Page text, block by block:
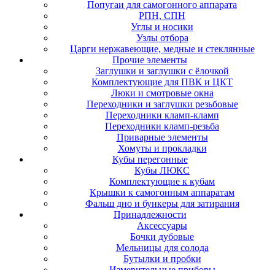
Попугаи для самогонного аппарата
РПН, СПН
Углы и носики
Узлы отбора
Царги нержавеющие, медные и стеклянные
Прочие элементы
Заглушки и заглушки с ёлочкой
Комплектующие для ПВК и ЦКТ
Люки и смотровые окна
Переходники и заглушки резьбовые
Переходники кламп-кламп
Переходники кламп-резьба
Приварные элементы
Хомуты и прокладки
Кубы перегонные
Кубы ЛЮКС
Комплектующие к кубам
Крышки к самогонным аппаратам
Фальш дно и бункеры для затирания
Принадлежности
Аксессуары
Бочки дубовые
Мельницы для солода
Бутылки и пробки